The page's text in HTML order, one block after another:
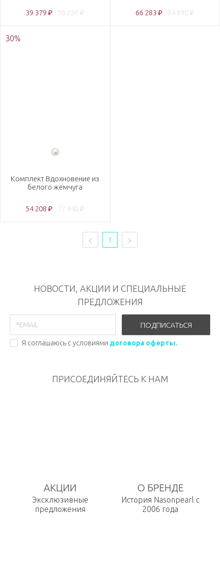
39 379 ₽ 56 256 ₽ 66 283 ₽ 94 690 ₽
30%
Комплект Вдохновение из
белого жемчуга
54 208 ₽ 77 440 ₽
1
НОВОСТИ, АКЦИИ И СПЕЦИАЛЬНЫЕ
ПРЕДЛОЖЕНИЯ
ПОДПИСАТЬСЯ
Я соглашаюсь с условиями договора оферты.
ПРИСОЕДИНЯЙТЕСЬ К НАМ
АКЦИИ
Эксклюзивные
предложения
О БРЕНДЕ
История Nasonpearl с
2006 года